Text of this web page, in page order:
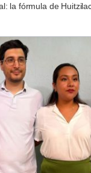
la fórmula de